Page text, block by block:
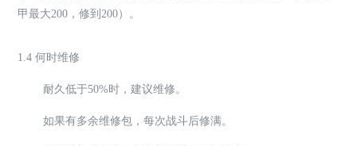
甲最大200，修到200）。
1.4 何时维修
耐久低于50%时，建议维修。
如果有多余维修包，每次战斗后修满。